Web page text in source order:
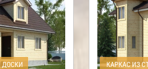
ДОСКИ КАРКАС ИЗ